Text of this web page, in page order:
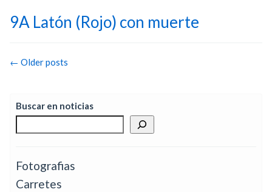
9A Latón (Rojo) con muerte
Post
← Older posts
Buscar en noticias
Fotografias
Carretes